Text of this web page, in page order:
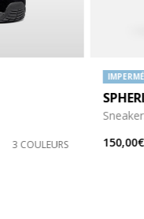
3 COULEURS
150,00€